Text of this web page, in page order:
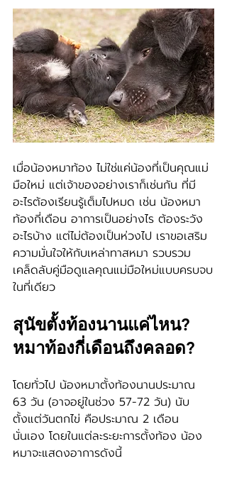
เมื่อน้องหมาท้อง ไม่ใช่แค่น้องที่เป็นคุณแม่
มือใหม่ แต่เจ้าของอย่างเราก็เช่นกัน ที่มี
อะไรต้องเรียนรู้เต็มไปหมด เช่น น้องหมา
ท้องกี่เดือน อาการเป็นอย่างไร ต้องระวัง
อะไรบ้าง แต่ไม่ต้องเป็นห่วงไป เราขอเสริม
ความมั่นใจให้กับเหล่าทาสหมา รวบรวม
เคล็ดลับคู่มือดูแลคุณแม่มือใหม่แบบครบจบ
ในที่เดียว
สุนัขตั้งท้องนานแค่ไหน?
หมาท้องกี่เดือนถึงคลอด?
โดยทั่วไป น้องหมาตั้งท้องนานประมาณ
63 วัน (อาจอยู่ในช่วง 57-72 วัน) นับ
ตั้งแต่วันตกไข่ คือประมาณ 2 เดือน
นั่นเอง โดยในแต่ละระยะการตั้งท้อง น้อง
หมาจะแสดงอาการดังนี้